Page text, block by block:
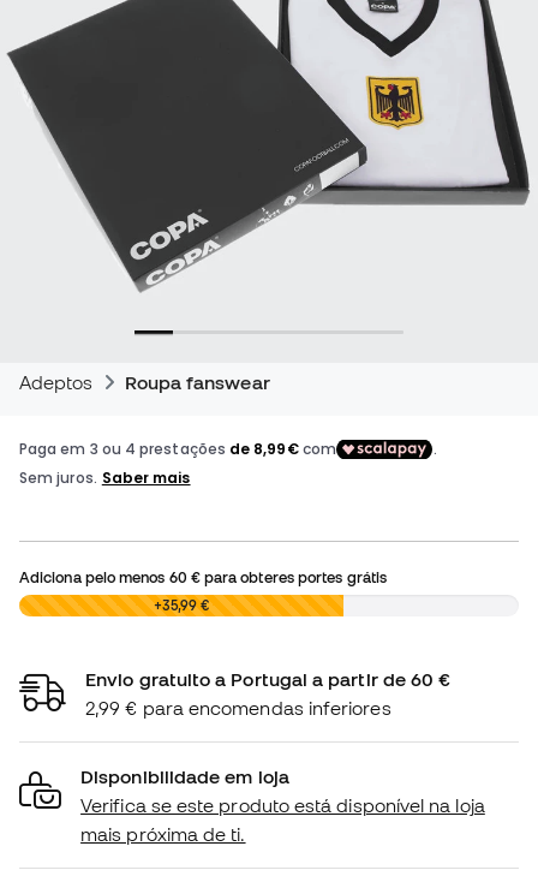
Adeptos Roupa fanswear
Adiciona pelo menos 60 €para obteres portes grátis
0,00 € +35,99 €
Envio gratuito a Portugal a partir de 60 €
2,99 € para encomendas inferiores
Disponibilidade em loja
Verifica se este produto está disponível na loja
mais próxima de ti.